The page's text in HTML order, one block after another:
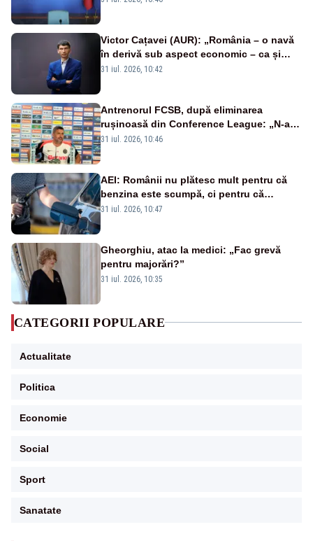
Victor Cațavei (AUR): „România – o navă
în derivă sub aspect economic – ca și
rezultat al guvernărilor din ultimii 36 de
31 iul. 2026, 10:42
Antrenorul FCSB, după eliminarea
rușinoasă din Conference League: „N-ai
cum să nu scoți în evidență și lucrurile
31 iul. 2026, 10:46
AEI: Românii nu plătesc mult pentru că
benzina este scumpă, ci pentru că
benzina ieftină e taxată scump
31 iul. 2026, 10:47
Gheorghiu, atac la medici: „Fac grevă
pentru majorări?”
31 iul. 2026, 10:35
CATEGORII POPULARE
Actualitate
Politica
Economie
Social
Sport
Sanatate